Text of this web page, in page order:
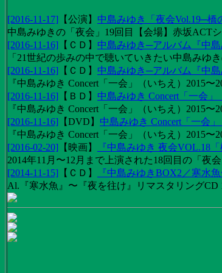
[2016-11-17] 【公演】 中島みゆき「夜会Vol.19─橋
中島みゆきの「夜会」19回目【会場】赤坂ACT
[2016-11-16] 【 ＣＤ 】 中島みゆき─アルバム『中
「21世紀の歩みの中で聴いていきたい中島みゆ
[2016-11-16] 【 ＣＤ 】 中島みゆき─アルバム『中
『中島みゆき Concert「一会」（いちえ）2015
[2016-11-16] 【 ＢＤ 】 中島みゆき Concert「一会
『中島みゆき Concert「一会」（いちえ）2015
[2016-11-16] 【DVD 】 中島みゆき Concert「一会
『中島みゆき Concert「一会」（いちえ）2015
[2016-02-20] 【 映画】
『中島みゆき 夜会VOL.18
2014年11月〜12月まで上演された18回目の「夜
[2014-11-15] 【 ＣＤ 】
『中島みゆきBOX2／寒水
Al.『寒水魚』〜『夜を往け』リマスタリングCD